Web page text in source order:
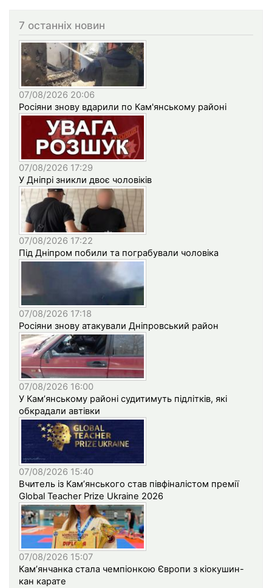
7 останніх новин
07/08/2026 20:06
Росіяни знову вдарили по Кам'янському районі
07/08/2026 17:29
У Дніпрі зникли двоє чоловіків
07/08/2026 17:22
Під Дніпром побили та пограбували чоловіка
07/08/2026 17:18
Росіяни знову атакували Дніпровський район
07/08/2026 16:00
У Кам’янському районі судитимуть підлітків, які
обкрадали автівки
07/08/2026 15:40
Вчитель із Кам’янського став півфіналістом премії
Global Teacher Prize Ukraine 2026
07/08/2026 15:07
Кам’янчанка стала чемпіонкою Європи з кіокушин-
кан карате